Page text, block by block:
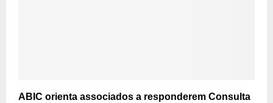
ABIC orienta associados a responderem Consulta